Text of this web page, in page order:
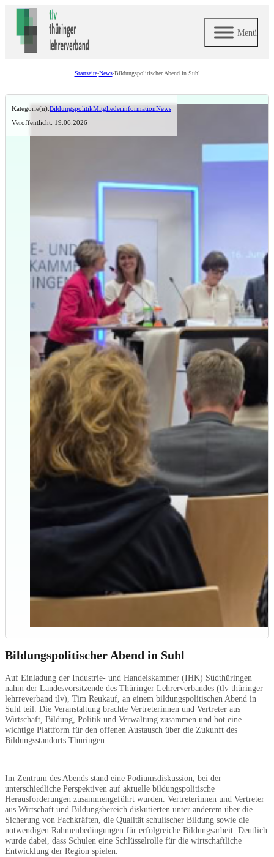
Menü
Startseite-News-Bildungspolitischer Abend in Suhl
Kategorie(n):BildungspolitikMitgliederinformationNews
Veröffentlicht: 19.06.2026
Bildungspolitischer Abend in Suhl
Auf Einladung der Industrie- und Handelskammer (IHK) Südthüringen
nahm der Landesvorsitzende des Thüringer Lehrerverbandes (tlv thüringer
lehrreverband tlv), Tim Reukauf, an einem bildungspolitischen Abend in
Suhl teil. Die Veranstaltung brachte Vertreterinnen und Vertreter aus
Wirtschaft, Bildung, Politik und Verwaltung zusammen und bot eine
wichtige Plattform für den offenen Austausch über die Zukunft des
Bildungsstandorts Thüringen.
Im Zentrum des Abends stand eine Podiumsdiskussion, bei der
unterschiedliche Perspektiven auf aktuelle bildungspolitische
Herausforderungen zusammengeführt wurden. Vertreterinnen und Vertreter
aus Wirtschaft und Bildungsbereich diskutierten unter anderem über die
Sicherung von Fachkräften, die Qualität schulischer Bildung sowie die
notwendigen Rahmenbedingungen für erfolgreiche Bildungsarbeit. Deutlich
wurde dabei, dass Schulen eine Schlüsselrolle für die wirtschaftliche
Entwicklung der Region spielen.